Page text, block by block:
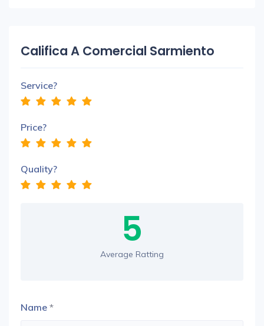
Califica A Comercial Sarmiento
Service?
Price?
Quality?
5
Average Ratting
Name *